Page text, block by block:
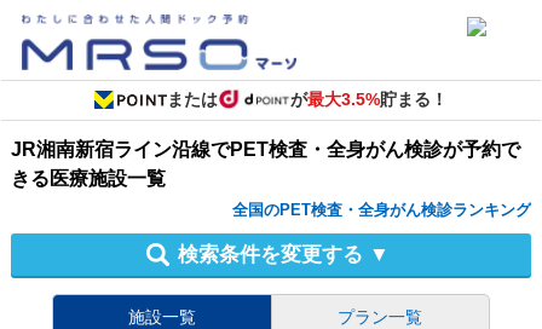
または が最大3.5%貯まる！
JR湘南新宿ライン沿線でPET検査・全身がん検診が予約で
きる医療施設一覧
全国のPET検査・全身がん検診ランキング
検索条件を変更する ▼
施設一覧 プラン一覧